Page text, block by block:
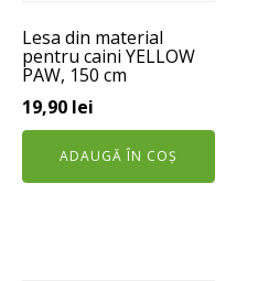
Lesa din material
pentru caini YELLOW
PAW, 150 cm
19,90 lei
ADAUGĂ ÎN COȘ